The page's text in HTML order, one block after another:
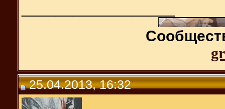
25.04.2013, 16:32